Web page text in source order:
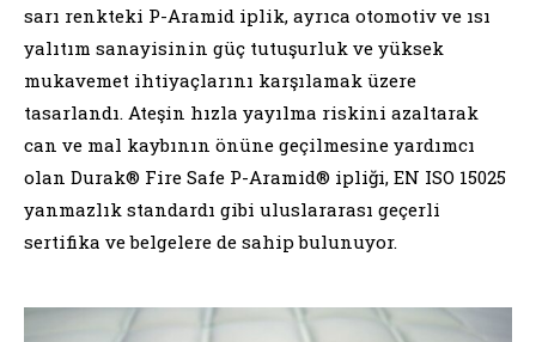
sarı renkteki P-Aramid iplik, ayrıca otomotiv ve ısı
yalıtım sanayisinin güç tutuşurluk ve yüksek
mukavemet ihtiyaçlarını karşılamak üzere
tasarlandı. Ateşin hızla yayılma riskini azaltarak
can ve mal kaybının önüne geçilmesine yardımcı
olan Durak® Fire Safe P-Aramid® ipliği, EN ISO 15025
yanmazlık standardı gibi uluslararası geçerli
sertifika ve belgelere de sahip bulunuyor.